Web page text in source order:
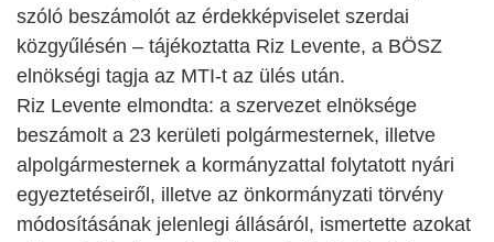
szóló beszámolót az érdekképviselet szerdai
közgyűlésén – tájékoztatta Riz Levente, a BÖSZ
elnökségi tagja az MTI-t az ülés után.
Riz Levente elmondta: a szervezet elnöksége
beszámolt a 23 kerületi polgármesternek, illetve
alpolgármesternek a kormányzattal folytatott nyári
egyeztetéseiről, illetve az önkormányzati törvény
módosításának jelenlegi állásáról, ismertette azokat